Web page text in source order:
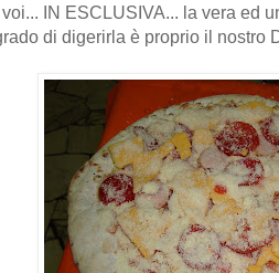
IN ESCLUSIVA... la vera ed
di digerirla è proprio il nostro